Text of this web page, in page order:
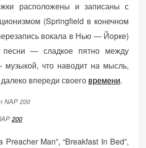
расположены и записаны с
(Springfield в конечном
вокала в Нью — Йорке)
— сладкое пятно между
что наводит на мысль,
впереди своего времени.
200
Preacher Man”, “Breakfast In Bed”,